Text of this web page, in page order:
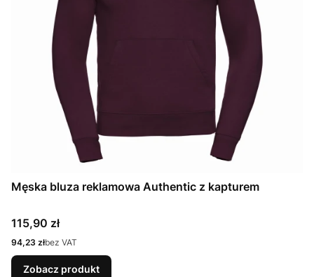
Męska bluza reklamowa Authentic z kapturem
Cena
115,90 zł
Cena
94,23 złbez VAT
Zobacz produkt